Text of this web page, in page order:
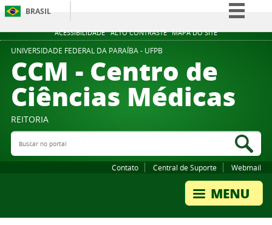
ACESSIBILIDADE ALTO CONTRASTE MAPA DO SITE
BRASIL
Simplifique!
Participe
Acesso à informação
Legislação
UNIVERSIDADE FEDERAL DA PARAÍBA - UFPB
CCM - Centro de
Ciências Médicas
REITORIA
Buscar no portal
Contato Central de Suporte Webmail